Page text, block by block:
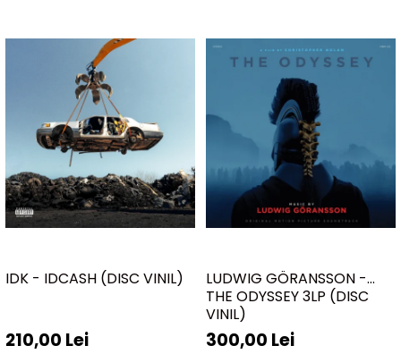
IDK - IDCASH (DISC VINIL)
210,00 Lei
LUDWIG GÖRANSSON -
THE ODYSSEY 3LP (DISC
VINIL)
300,00 Lei